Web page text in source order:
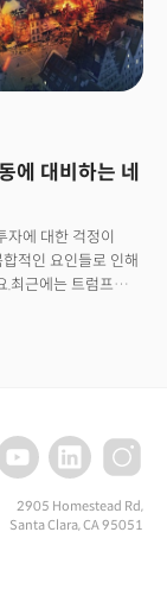
에 대비하는 네
자에 대한 걱정이
적인 요인들로 인해
.최근에는 트럼프
제가 침체될 것이란
들이 꼭 기억해야 할
2905 Homestead Rd,
Santa Clara, CA 95051